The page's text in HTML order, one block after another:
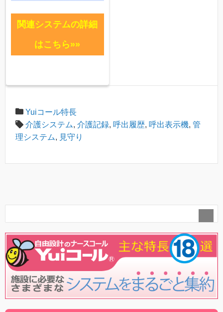
関連システムの詳細
はこちら»»
Yuiコール特長
介護システム, 介護記録, 呼出履歴, 呼出表示機, 管
理システム, 見守り